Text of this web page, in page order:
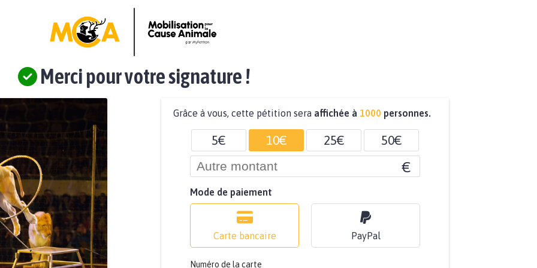
Merci pour votre signature !
Grâce à vous, cette pétition sera affichée à 1000 personnes.
5€ 10€ 25€ 50€
€
Mode de paiement
Carte bancaire PayPal
Numéro de la carte